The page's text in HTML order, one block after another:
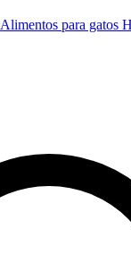
Alimentos para gatos